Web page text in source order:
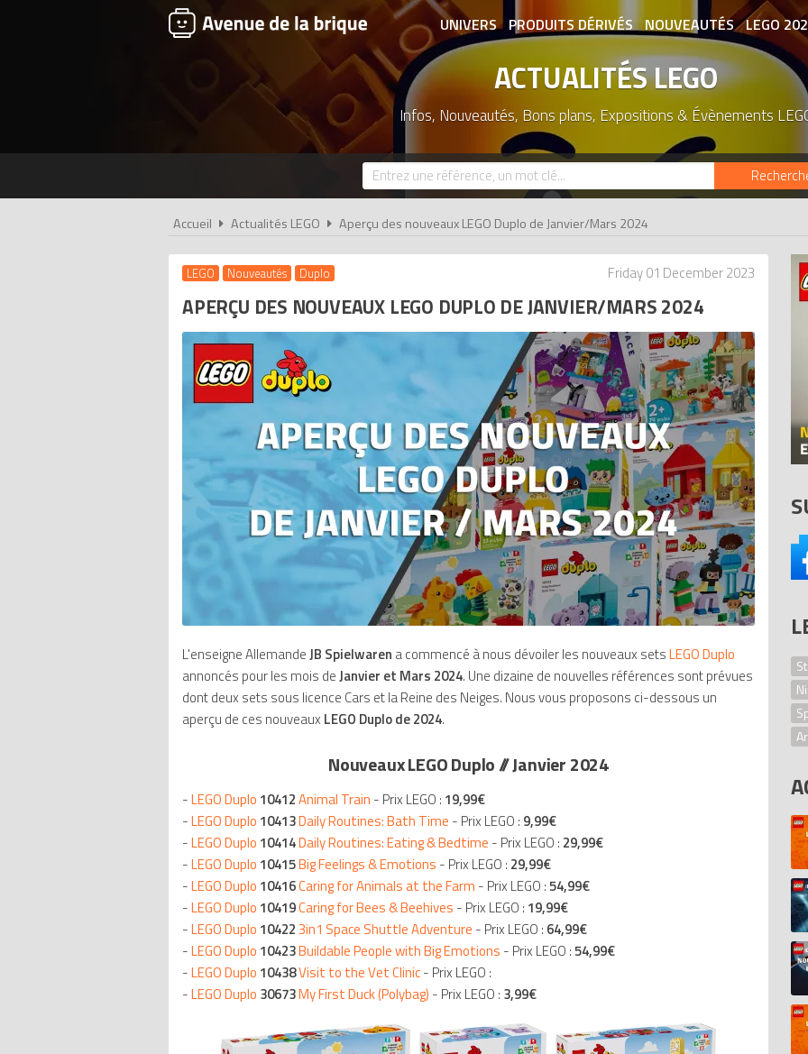
UNIVERS PRODUITS DÉRIVÉS NOUVEAUTÉS LEGO
ASSOCIATIONS DE FANS
ACTUALITÉS LEGO
Infos, Nouveautés, Bons plans, Expositions & Évènements
Accueil Actualités LEGO Aperçu des nouveaux LEGO Duplo de Janvier/Mars 2024
LEGO Nouveautés Duplo Friday 01 December 2023
APERÇU DES NOUVEAUX LEGO DUPLO DE JANVIER/MARS 2024
L'enseigne AllemandeJB Spielwaren a commencé à nous dévoiler les nouveaux setsLEGO Duplo
annoncés pour les mois deJanvier et Mars 2024. Une dizaine de nouvelles références sont prévues
dont deux sets sous licence Cars et la Reine des Neiges. Nous vous proposons ci-dessous un
aperçu de ces nouveaux LEGO Duplo de 2024.
Nouveaux LEGO Duplo // Janvier 2024
-LEGO Duplo 10412Animal Train - Prix LEGO : 19,99€
-LEGO Duplo 10413Daily Routines: Bath Time - Prix LEGO : 9,99€
-LEGO Duplo 10414Daily Routines: Eating & Bedtime - Prix LEGO : 29,99€
-LEGO Duplo 10415Big Feelings & Emotions - Prix LEGO : 29,99€
-LEGO Duplo 10416Caring for Animals at the Farm - Prix LEGO :54,99€
-LEGO Duplo 10419Caring for Bees & Beehives - Prix LEGO : 19,99€
-LEGO Duplo 104223in1 Space Shuttle Adventure - Prix LEGO : 64,99€
-LEGO Duplo 10423Buildable People with Big Emotions - Prix LEGO :54,99€
-LEGO Duplo 10438Visit to the Vet Clinic- Prix LEGO :
-LEGO Duplo 30673My First Duck (Polybag) - Prix LEGO : 3,99€